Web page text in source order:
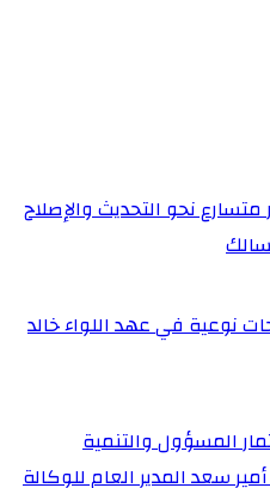
متسارع نحو التحديث والإصلاح
نوعية في عهد اللواء خالد
المسؤول والتنمية
سعد المدير العام للوكالة